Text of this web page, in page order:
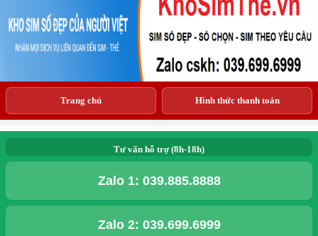
Trang chủ Hình thức thanh toán
Tư vấn hỗ trợ (8h-18h)
Zalo 1: 039.885.8888
Zalo 2: 039.699.6999